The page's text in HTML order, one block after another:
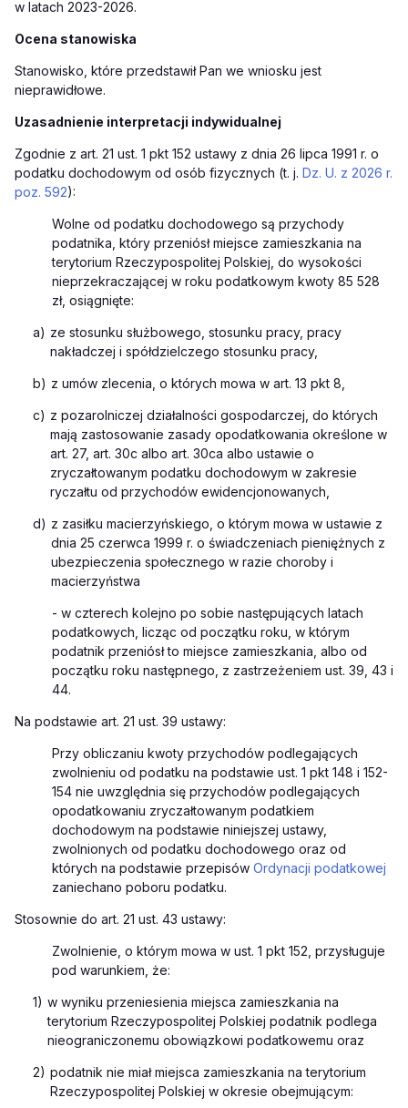
w latach 2023-2026.
Ocena stanowiska
Stanowisko, które przedstawił Pan we wniosku jest
nieprawidłowe.
Uzasadnienie interpretacji indywidualnej
Zgodnie z art. 21 ust. 1 pkt 152 ustawy z dnia 26 lipca 1991 r. o
podatku dochodowym od osób fizycznych (t. j. Dz. U. z 2026 r.
poz. 592):
Wolne od podatku dochodowego są przychody
podatnika, który przeniósł miejsce zamieszkania na
terytorium Rzeczypospolitej Polskiej, do wysokości
nieprzekraczającej w roku podatkowym kwoty 85 528
zł, osiągnięte:
a) ze stosunku służbowego, stosunku pracy, pracy
nakładczej i spółdzielczego stosunku pracy,
b) z umów zlecenia, o których mowa w art. 13 pkt 8,
c) z pozarolniczej działalności gospodarczej, do których
mają zastosowanie zasady opodatkowania określone w
art. 27, art. 30c albo art. 30ca albo ustawie o
zryczałtowanym podatku dochodowym w zakresie
ryczałtu od przychodów ewidencjonowanych,
d) z zasiłku macierzyńskiego, o którym mowa w ustawie z
dnia 25 czerwca 1999 r. o świadczeniach pieniężnych z
ubezpieczenia społecznego w razie choroby i
macierzyństwa
- w czterech kolejno po sobie następujących latach
podatkowych, licząc od początku roku, w którym
podatnik przeniósł to miejsce zamieszkania, albo od
początku roku następnego, z zastrzeżeniem ust. 39, 43 i
44.
Na podstawie art. 21 ust. 39 ustawy:
Przy obliczaniu kwoty przychodów podlegających
zwolnieniu od podatku na podstawie ust. 1 pkt 148 i 152-
154 nie uwzględnia się przychodów podlegających
opodatkowaniu zryczałtowanym podatkiem
dochodowym na podstawie niniejszej ustawy,
zwolnionych od podatku dochodowego oraz od
których na podstawie przepisów Ordynacji podatkowej
zaniechano poboru podatku.
Stosownie do art. 21 ust. 43 ustawy:
Zwolnienie, o którym mowa w ust. 1 pkt 152, przysługuje
pod warunkiem, że:
1) w wyniku przeniesienia miejsca zamieszkania na
terytorium Rzeczypospolitej Polskiej podatnik podlega
nieograniczonemu obowiązkowi podatkowemu oraz
2) podatnik nie miał miejsca zamieszkania na terytorium
Rzeczypospolitej Polskiej w okresie obejmującym: